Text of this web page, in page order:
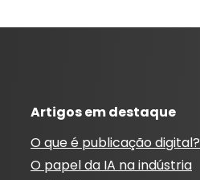
Artigos em destaque
O que é publicação digital?
O papel da IA ​​na indústria